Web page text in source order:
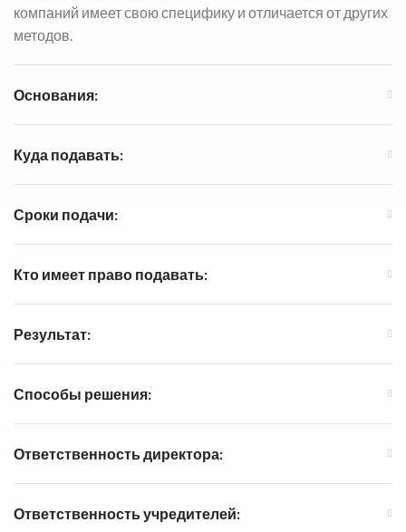
компаний имеет свою специфику и отличается от других
методов.
Основания:
Куда подавать:
Сроки подачи:
Кто имеет право подавать:
Результат:
Способы решения:
Ответственность директора:
Ответственность учредителей: